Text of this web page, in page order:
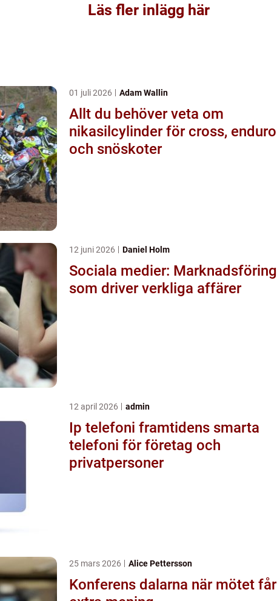
Läs fler inlägg här
01 juli 2026 Adam Wallin
Allt du behöver veta om
nikasilcylinder för cross, enduro
och snöskoter
12 juni 2026 Daniel Holm
Sociala medier: Marknadsföring
som driver verkliga affärer
12 april 2026 admin
Ip telefoni framtidens smarta
telefoni för företag och
privatpersoner
25 mars 2026 Alice Pettersson
Konferens dalarna när mötet får